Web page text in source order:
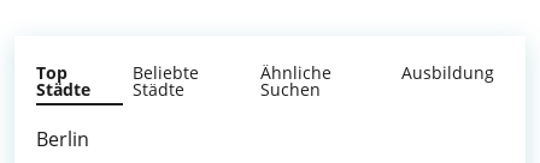
Top
Städte
Beliebte
Städte
Ähnliche
Suchen
Ausbildung
Berlin